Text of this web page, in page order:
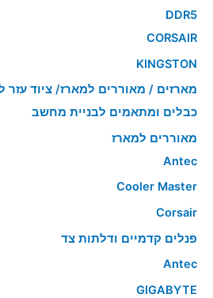
DDR5
CORSAIR
KINGSTON
מארזים / מאוררים למארז/ ציוד
כבלים ומתאמים לבניית מחשב
מאוררים למארז
Antec
Cooler Master
Corsair
פנלים קדמיים ודלתות צד
Antec
GIGABYTE